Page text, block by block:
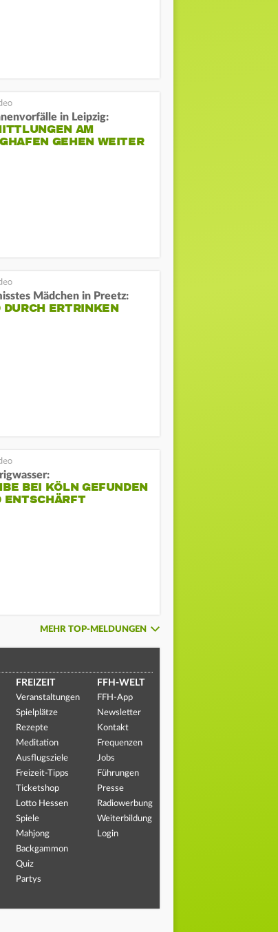
in Leipzig:
AM
GEHEN WEITER
Mädchen in Preetz:
DURCH ERTRINKEN
BEI KÖLN GEFUNDEN
ENTSCHÄRFT
MEHR TOP-MELDUNGEN
FREIZEIT
Veranstaltungen
Spielplätze
Rezepte
Meditation
Ausflugsziele
Freizeit-Tipps
Ticketshop
Lotto Hessen
Spiele
Mahjong
Backgammon
Quiz
Partys
FFH-WELT
FFH-App
Newsletter
Kontakt
Frequenzen
Jobs
Führungen
Presse
Radiowerbung
Weiterbildung
Login